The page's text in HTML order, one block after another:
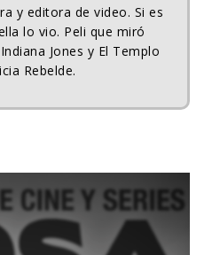
y editora de video. Si es
lo vio. Peli que miró
Jones y El Templo
Rebelde.